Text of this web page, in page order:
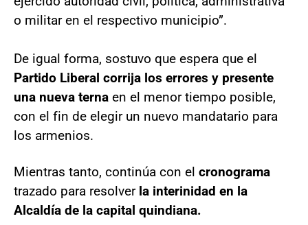
o militar en el respectivo municipio”.
De igual forma, sostuvo que espera que el
Partido Liberal corrija los errores y presente
una nueva terna en el menor tiempo posible,
con el fin de elegir un nuevo mandatario para
los armenios.
Mientras tanto, continúa con el cronograma
trazado para resolver la interinidad en la
Alcaldía de la capital quindiana.